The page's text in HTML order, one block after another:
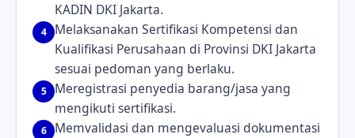
KADIN DKI Jakarta.
4
Melaksanakan Sertifikasi Kompetensi dan
Kualifikasi Perusahaan di Provinsi DKI Jakarta
sesuai pedoman yang berlaku.
5
Meregistrasi penyedia barang/jasa yang
mengikuti sertifikasi.
6
Memvalidasi dan mengevaluasi dokumentasi